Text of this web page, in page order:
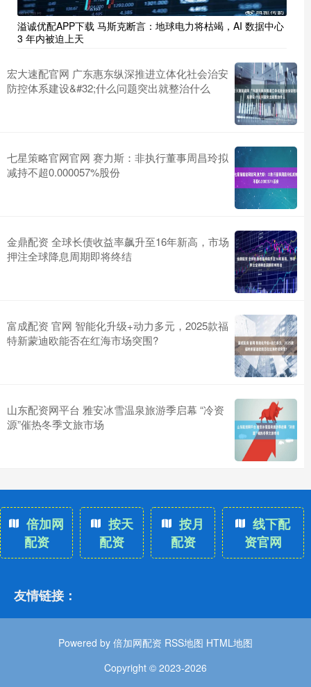
溢诚优配APP下载 马斯克断言：地球电力将枯竭，AI 数据中心
3 年内被迫上天
宏大速配官网 广东惠东纵深推进立体化社会治安
防控体系建设&#32;什么问题突出就整治什么
七星策略官网官网 赛力斯：非执行董事周昌玲拟
减持不超0.000057%股份
金鼎配资 全球长债收益率飙升至16年新高，市场
押注全球降息周期即将终结
富成配资 官网 智能化升级+动力多元，2025款福
特新蒙迪欧能否在红海市场突围?
山东配资网平台 雅安冰雪温泉旅游季启幕 “冷资
源”催热冬季文旅市场
倍加网
配资
按天
配资
按月
配资
线下配
资官网
友情链接：
Powered by 倍加网配资 RSS地图 HTML地图
Copyright © 2023-2026